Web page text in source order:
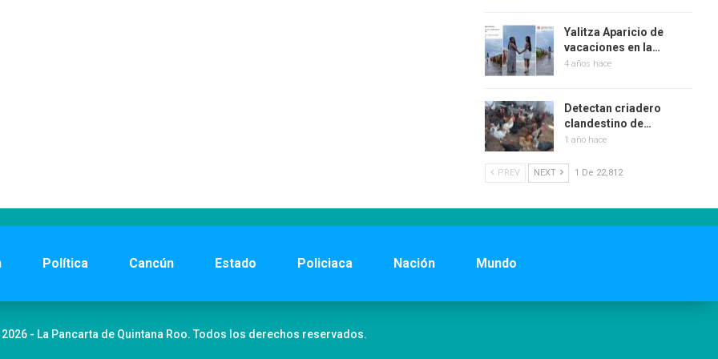
Yalitza Aparicio de
vacaciones en la…
4 años hace
Detectan criadero
clandestino de…
1 año hace
PREV NEXT 1 De 22,812
Política Cancún Estado Policiaca Nación Mundo
- La Pancarta de Quintana Roo. Todos los derechos reservados.